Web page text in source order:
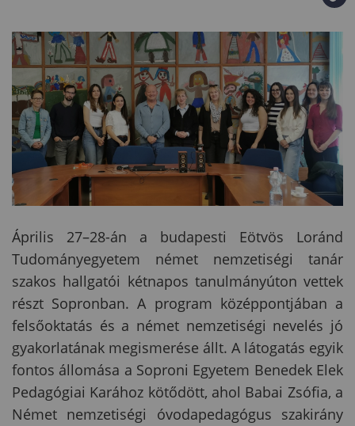
Április 27–28-án a budapesti Eötvös Loránd
Tudományegyetem német nemzetiségi tanár
szakos hallgatói kétnapos tanulmányúton vettek
részt Sopronban. A program középpontjában a
felsőoktatás és a német nemzetiségi nevelés jó
gyakorlatának megismerése állt. A látogatás egyik
fontos állomása a Soproni Egyetem Benedek Elek
Pedagógiai Karához kötődött, ahol Babai Zsófia, a
Német nemzetiségi óvodapedagógus szakirány